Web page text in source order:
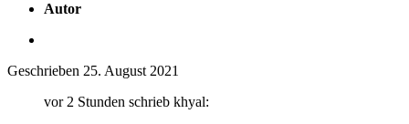
Autor
Geschrieben 25. August 2021
vor 2 Stunden schrieb khyal: